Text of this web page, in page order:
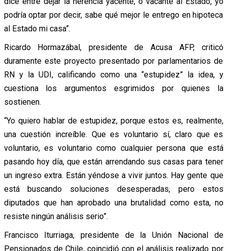
podría optar por decir, sabe qué mejor le entrego en hipoteca
al Estado mi casa”.
Ricardo Hormazábal, presidente de Acusa AFP, criticó
duramente este proyecto presentado por parlamentarios de
RN y la UDI, calificando como una “estupidez” la idea, y
cuestiona los argumentos esgrimidos por quienes la
sostienen.
“Yo quiero hablar de estupidez, porque estos es, realmente,
una cuestión increíble. Que es voluntario sí, claro que es
voluntario, es voluntario como cualquier persona que está
pasando hoy día, que están arrendando sus casas para tener
un ingreso extra. Están yéndose a vivir juntos. Hay gente que
está buscando soluciones desesperadas, pero estos
diputados que han aprobado una brutalidad como esta, no
resiste ningún análisis serio”.
Francisco Iturriaga, presidente de la Unión Nacional de
Pensionados de Chile, coincidió con el análisis realizado por